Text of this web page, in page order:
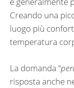
Creando una
luogo più
temperatura
La domanda “
risposta anche